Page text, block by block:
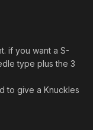
if you want a S-
type plus the 3
to give a Knuckles